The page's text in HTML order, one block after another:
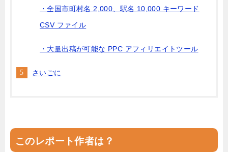
・全国市町村名 2,000、駅名 10,000 キーワード
CSV ファイル
・大量出稿が可能な PPC アフィリエイトツール
さいごに
このレポート作者は？